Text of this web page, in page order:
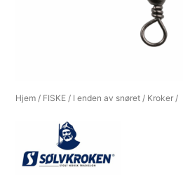
Hjem / FISKE / I enden av snøret / Kroker /